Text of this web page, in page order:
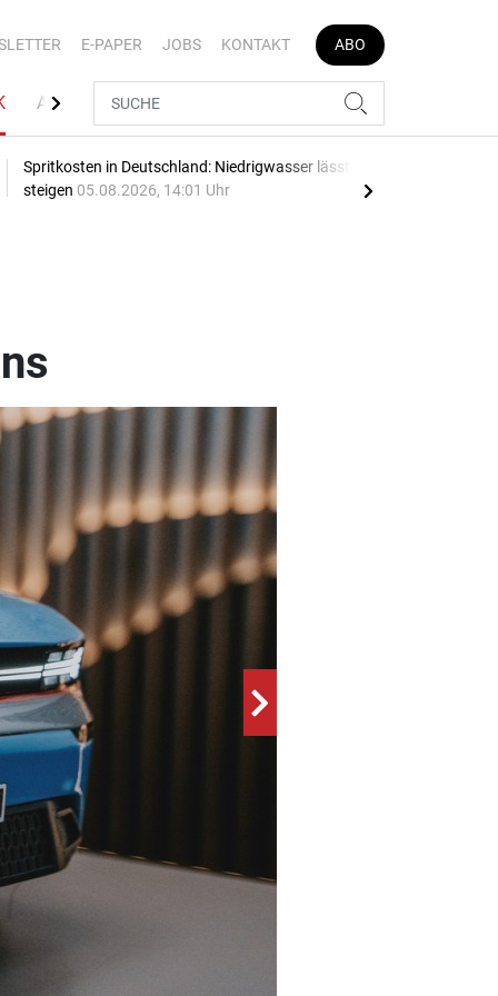
E-PAPER JOBS KONTAKT ABO
AUTOJOB
Spritkosten in Deutschland: Niedrigwasser lässt Preise
steigen 05.08.2026, 14:01 Uhr